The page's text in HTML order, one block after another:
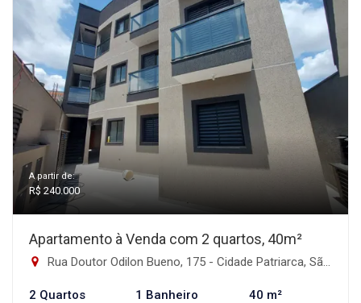
A partir de:
R$ 240.000
Apartamento à Venda com 2 quartos, 40m²
Rua Doutor Odilon Bueno, 175 - Cidade Patriarca, São Paulo-SP
2 Quartos 1 Banheiro 40 m²